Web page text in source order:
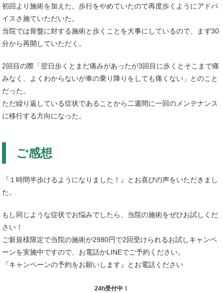
初回より施術を加えた。歩行をやめていたので再度歩くようにアドバ
イスさ施ていただいた。
当院では骨盤に対する施術と歩くことを大事にしているので、まず30
分から再開していただく。
2回目の際「翌日歩くとまだ痛みがあったが3回目に歩くとそこまで痛
みなく、よくわからないが車の乗り降りをしても痛くない」とのこと
だった。
ただ繰り返している症状であることから二週間に一回のメンテナンス
に移行する方向になった。
ご感想
『１時間半歩けるようになりました！』とお喜びの声をいただきまし
た。
もし同じような症状でお悩みでしたら、当院の施術をぜひお試しくだ
さい！
ご新規様限定で当院の施術が2980円で2回受けられるお試しキャンペ
ーンを実施中ですので、お電話かLINEでご予約ください。
『キャンペーンの予約をお願いします』とお電話ください
24h受付中！